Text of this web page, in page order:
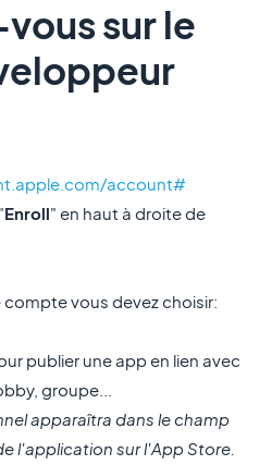
sur le
account#
Enroll" en haut à droite de
vous devez choisir:
publier une app en lien avec
groupe...
apparaîtra dans le champ
l'application sur l'App Store.